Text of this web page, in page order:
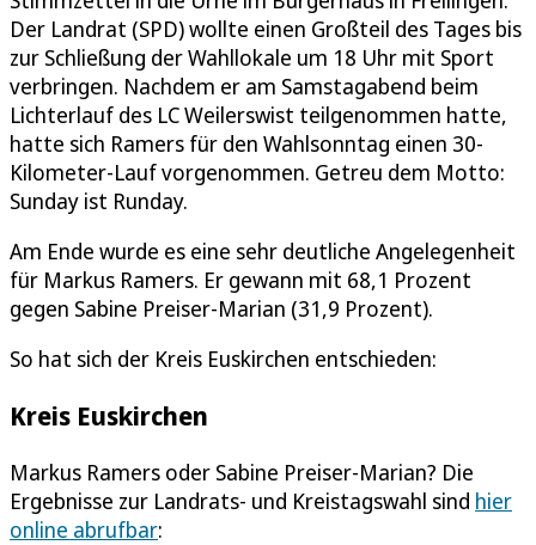
Der Landrat (SPD) wollte einen Großteil des Tages bis
zur Schließung der Wahllokale um 18 Uhr mit Sport
verbringen. Nachdem er am Samstagabend beim
Lichterlauf des LC Weilerswist teilgenommen hatte,
hatte sich Ramers für den Wahlsonntag einen 30-
Kilometer-Lauf vorgenommen. Getreu dem Motto:
Sunday ist Runday.
Am Ende wurde es eine sehr deutliche Angelegenheit
für Markus Ramers. Er gewann mit 68,1 Prozent
gegen Sabine Preiser-Marian (31,9 Prozent).
So hat sich der Kreis Euskirchen entschieden:
Kreis Euskirchen
Markus Ramers oder Sabine Preiser-Marian? Die
Ergebnisse zur Landrats- und Kreistagswahl sind hier
online abrufbar: